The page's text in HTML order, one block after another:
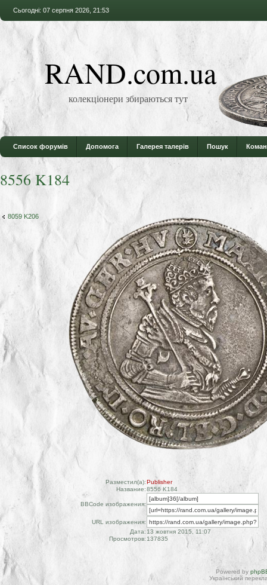
Сьогодні: 07 серпня 2026, 21:53
RAND.com.ua
колекціонери збираються тут
Список форумів Допомога Галерея талерів Пошук
8556 K184
8059 K206
Разместил(а):Publisher
Название:8556 K184
BBCode изображения:
URL изображения:
Дата: 13 жовтня 2015, 11:07
Просмотров: 137835
Powered by
Український